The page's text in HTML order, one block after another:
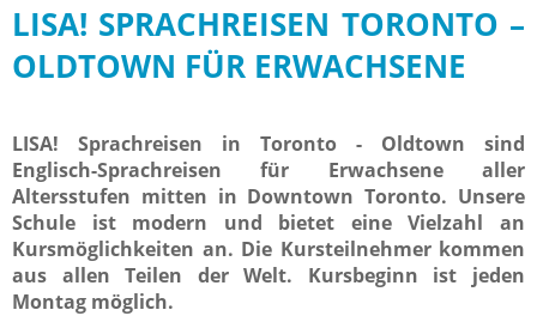
LISA! SPRACHREISEN TORONTO –
OLDTOWN FÜR ERWACHSENE
LISA! Sprachreisen in Toronto - Oldtown sind
Englisch-Sprachreisen für Erwachsene aller
Altersstufen mitten in Downtown Toronto. Unsere
Schule ist modern und bietet eine Vielzahl an
Kursmöglichkeiten an. Die Kursteilnehmer kommen
aus allen Teilen der Welt. Kursbeginn ist jeden
Montag möglich.